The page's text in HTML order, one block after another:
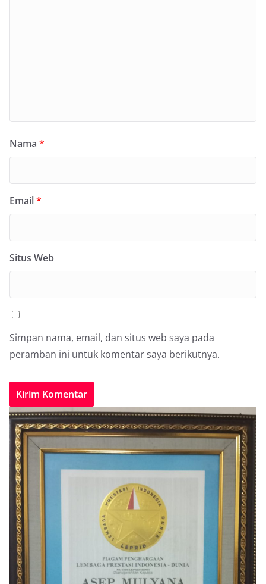
Nama *
Email*
Situs Web
Simpan nama, email, dan situs web saya pada
peramban ini untuk komentar saya berikutnya.